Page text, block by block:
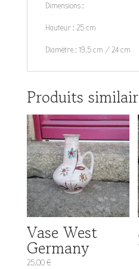
Dimensions :
Hauteur : 25 cm
Diamètre : 19.5 cm / 24 cm
Produits
Vase West
Germany
25.00€